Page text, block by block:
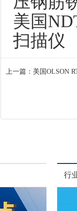
美国
扫描仪
上一篇： 美国OLSON
行